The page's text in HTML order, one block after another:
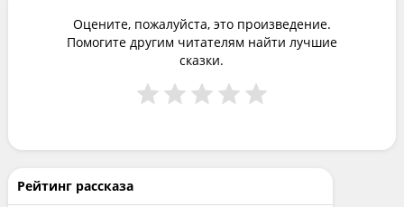
Оцените, пожалуйста, это произведение.
Помогите другим читателям найти лучшие
сказки.
Рейтинг рассказа